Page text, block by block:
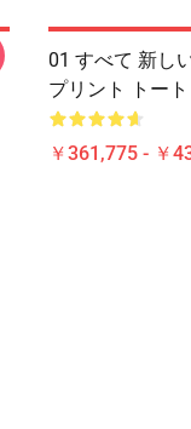
01 すべて 新し
プリント トー
￥361,775 - ￥